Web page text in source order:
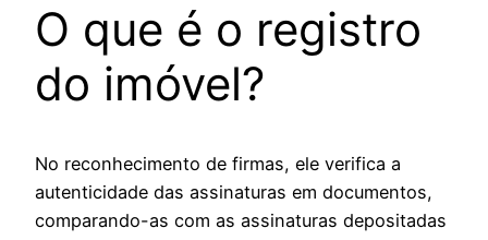
O que é o registro
do imóvel?
No reconhecimento de firmas, ele verifica a
autenticidade das assinaturas em documentos,
comparando-as com as assinaturas depositadas